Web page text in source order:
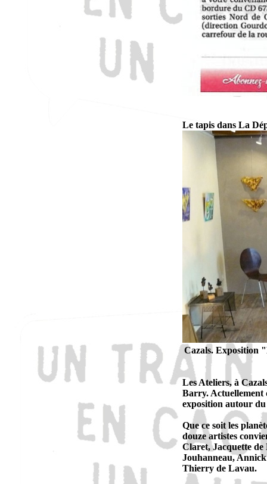
Le tapis dans La
Cazals. Exposition
Les Ateliers, à
Barry. Actuellement
exposition autour
Que ce soit les
douze artistes
Claret, Jacquette
Jouhanneau,
Thierry de Lavau.